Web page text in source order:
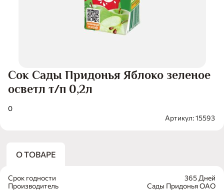
Сок Сады Придонья Яблоко зеленое
осветл т/п 0,2л
0
Артикул: 15593
О ТОВАРЕ
Срок годности
365 Дней
Производитель
Сады Придонья ОАО